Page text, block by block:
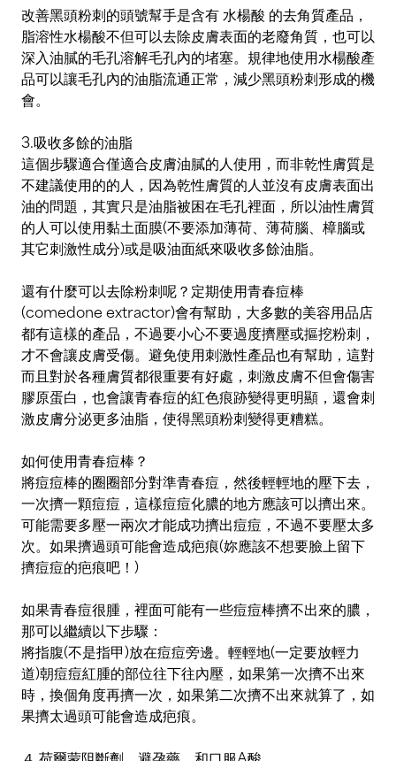
改善黑頭粉刺的頭號幫手是含有水楊酸 的去角質產品，
脂溶性水楊酸不但可以去除皮膚表面的老廢角質，也可以
深入油膩的毛孔溶解毛孔內的堵塞。規律地使用水楊酸產
品可以讓毛孔內的油脂流通正常，減少黑頭粉刺形成的機
會。
3.吸收多餘的油脂
這個步驟適合僅適合皮膚油膩的人使用，而非乾性膚質是
不建議使用的的人，因為乾性膚質的人並沒有皮膚表面出
油的問題，其實只是油脂被困在毛孔裡面，所以油性膚質
的人可以使用黏土面膜(不要添加薄荷、薄荷腦、樟腦或
其它刺激性成分)或是吸油面紙來吸收多餘油脂。
還有什麼可以去除粉刺呢？定期使用青春痘棒
(comedone extractor)會有幫助，大多數的美容用品店
都有這樣的產品，不過要小心不要過度擠壓或摳挖粉刺，
才不會讓皮膚受傷。避免使用刺激性產品也有幫助，這對
而且對於各種膚質都很重要有好處，刺激皮膚不但會傷害
膠原蛋白，也會讓青春痘的紅色痕跡變得更明顯，還會刺
激皮膚分泌更多油脂，使得黑頭粉刺變得更糟糕。
如何使用青春痘棒？
將痘痘棒的圈圈部分對準青春痘，然後輕輕地的壓下去，
一次擠一顆痘痘，這樣痘痘化膿的地方應該可以擠出來。
可能需要多壓一兩次才能成功擠出痘痘，不過不要壓太多
次。如果擠過頭可能會造成疤痕(妳應該不想要臉上留下
擠痘痘的疤痕吧！)
如果青春痘很腫，裡面可能有一些痘痘棒擠不出來的膿，
那可以繼續以下步驟：
將指腹(不是指甲)放在痘痘旁邊。輕輕地(一定要放輕力
道)朝痘痘紅腫的部位往下往內壓，如果第一次擠不出來
時，換個角度再擠一次，如果第二次擠不出來就算了，如
果擠太過頭可能會造成疤痕。
４.荷爾蒙阻斷劑、避孕藥、和口服A酸